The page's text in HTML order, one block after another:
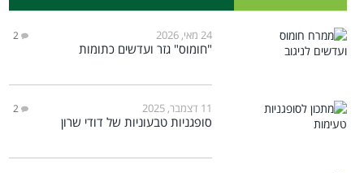
24 מאי, 2026 2
"חומוס" גזר ועדשים כתומות
11 דצמבר, 2025 2
סופגניות טבעוניות של דודי שרון